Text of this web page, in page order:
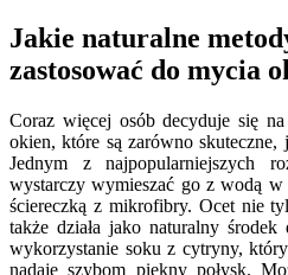
Jakie naturalne
zastosować do mycia
Coraz więcej osób decyduje się
okien, które są zarówno
Jednym z najpopularniejszych
wystarczy wymieszać go z wodą
ściereczką z mikrofibry. Ocet nie
także działa jako naturalny
wykorzystanie soku z cytryny,
nadaje szybom piękny połysk.